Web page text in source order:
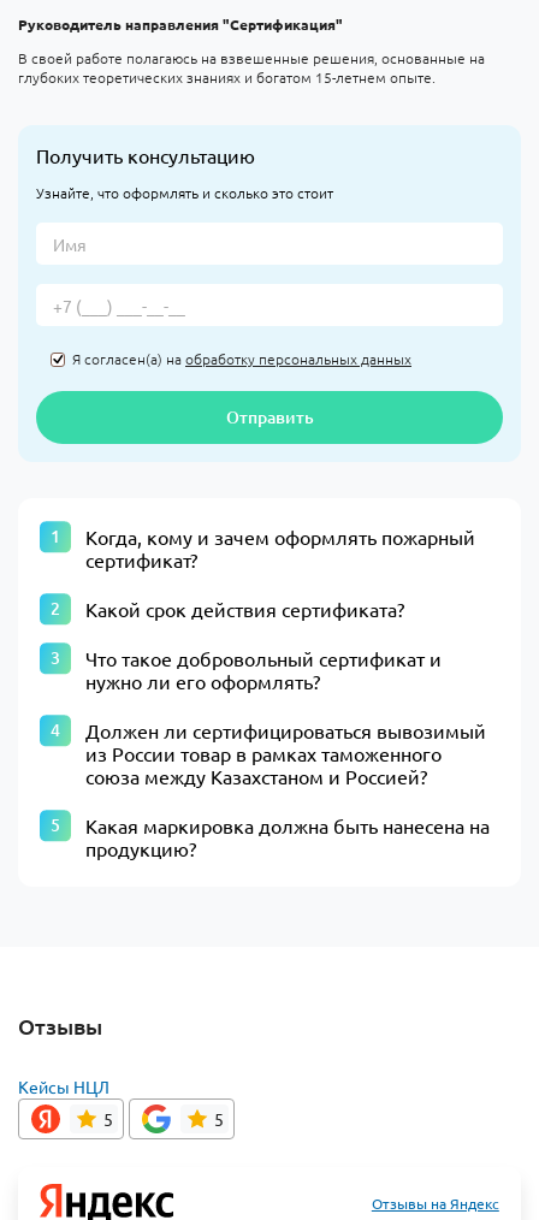
Руководитель направления "Сертификация"
В своей работе полагаюсь на взвешенные решения, основанные на
глубоких теоретических знаниях и богатом 15-летнем опыте.
Получить консультацию
Узнайте, что оформлять и сколько это стоит
Я согласен(а) наобработку персональных данных
Отправить
Когда, кому и зачем оформлять пожарный
сертификат?
Какой срок действия сертификата?
Что такое добровольный сертификат и
нужно ли его оформлять?
Должен ли сертифицироваться вывозимый
из России товар в рамках таможенного
союза между Казахстаном и Россией?
Какая маркировка должна быть нанесена на
продукцию?
Отзывы
Кейсы НЦЛ
5
5
Отзывы на Яндекс